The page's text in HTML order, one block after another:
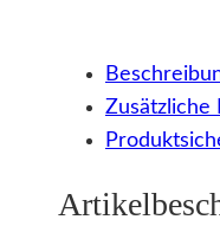
Zusätzliche